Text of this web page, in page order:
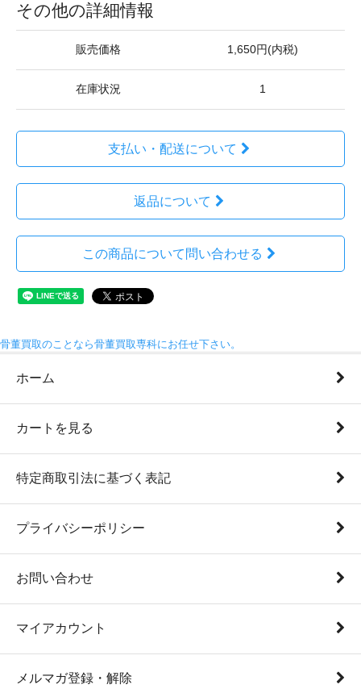
その他の詳細情報
販売価格 1,650円(内税)
在庫状況 1
支払い・配送について
返品について
この商品について問い合わせる
骨董買取のことなら骨董買取専科にお任せ下さい。
ホーム
カートを見る
特定商取引法に基づく表記
プライバシーポリシー
お問い合わせ
マイアカウント
メルマガ登録・解除